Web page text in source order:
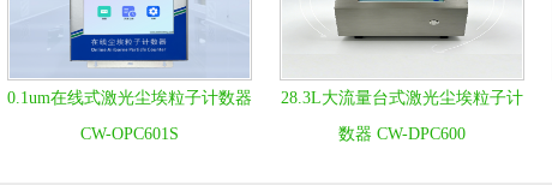
0.1um在线式激光尘埃粒子计数器
CW-OPC601S
28.3L大流量台式激光尘埃粒子计
数器 CW-DPC600